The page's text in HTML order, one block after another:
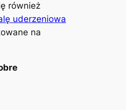
również
uderzeniowa
na